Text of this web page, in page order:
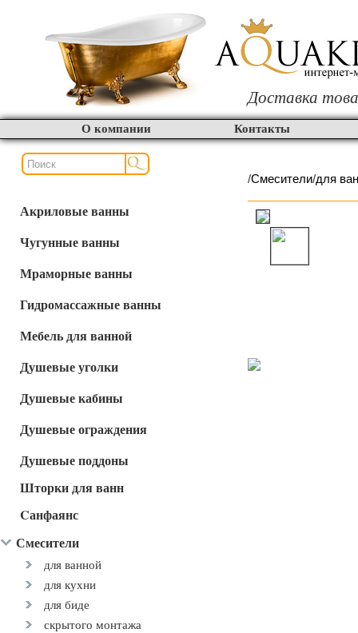
Доставка
О компании Контакты
Акриловые ванны
Чугунные ванны
Мраморные ванны
Гидромассажные ванны
Мебель для ванной
Душевые уголки
Душевые кабины
Душевые ограждения
Душевые поддоны
Шторки для ванн
Cанфаянс
Смесители
для ванной
для кухни
для биде
скрытого монтажа
/Смесители/для